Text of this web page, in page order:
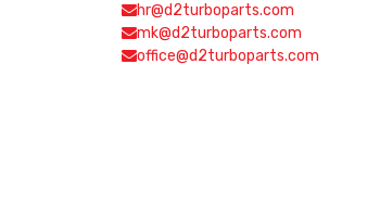
hr@d2turboparts.com
mk@d2turboparts.com
office@d2turboparts.com